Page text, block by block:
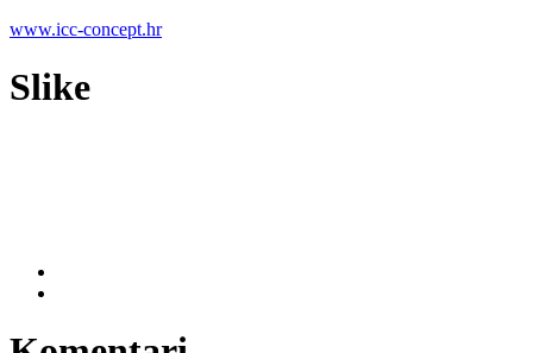
www.icc-concept.hr
Slike